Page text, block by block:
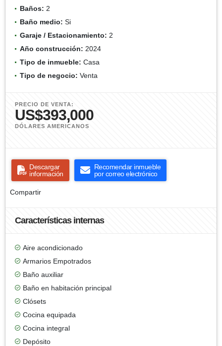
Baños: 2
Baño medio: Si
Garaje / Estacionamiento: 2
Año construcción: 2024
Tipo de inmueble: Casa
Tipo de negocio: Venta
PRECIO DE VENTA:
US$393,000
DÓLARES AMERICANOS
Descargar
información
Recomendar inmueble
por correo electrónico
Compartir
Características internas
Aire acondicionado
Armarios Empotrados
Baño auxiliar
Baño en habitación principal
Clósets
Cocina equipada
Cocina integral
Depósito